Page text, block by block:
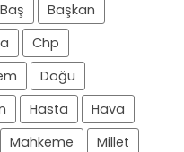
Baş
Başkan
Chp
Doğu
Hasta
Hava
Mahkeme
Millet